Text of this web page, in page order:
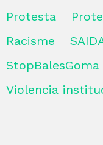
Protesta
Racisme
StopBalesGoma
Violencia